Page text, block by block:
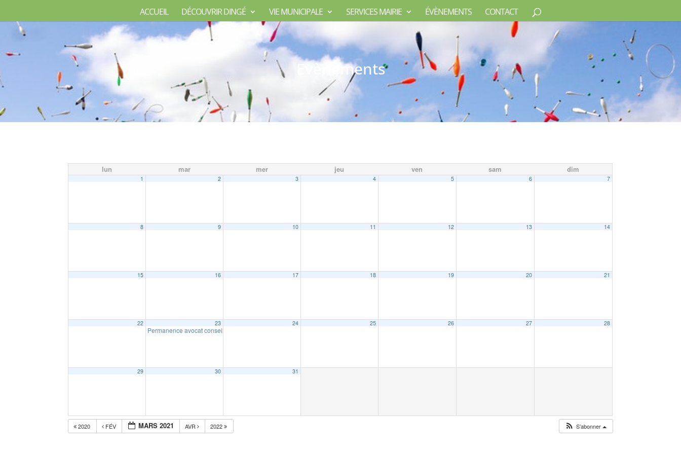
ACCUEIL DÉCOUVRIR DINGÉ VIE MUNICIPALE SERVICES MAIRIE ÉVÈNEMENTS CONTACT
Evènements
lun mar mer jeu ven sam dim
1 2 3 4 5 6 7
8 9 10 11 12 13 14
15 16 17 18 19 20 21
22 23
Permanence avocat conseil
24 25 26 27 28
29 30 31
2020 FÉV MARS 2021 AVR 2022 S’abonner